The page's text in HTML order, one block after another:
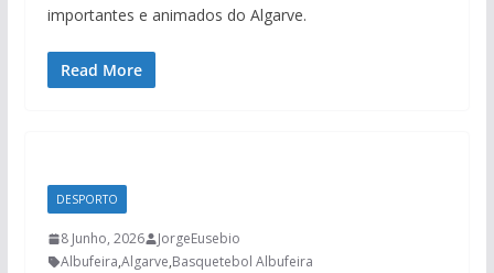
importantes e animados do Algarve.
Read More
DESPORTO
8 Junho, 2026
JorgeEusebio
Albufeira,Algarve,Basquetebol Albufeira